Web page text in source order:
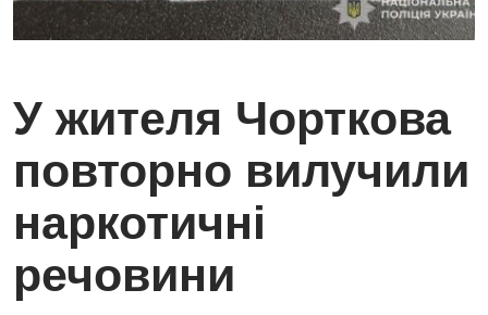
У жителя Чорткова
повторно вилучили
наркотичні
речовини